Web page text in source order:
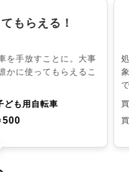
もらえる！
を手放すことに。大事
かに使ってもらえるこ
ども用自転車
500